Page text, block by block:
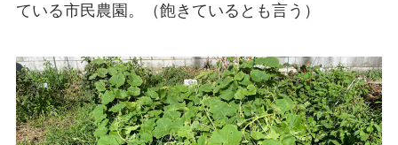
ている市民農園。（飽きているとも言う）